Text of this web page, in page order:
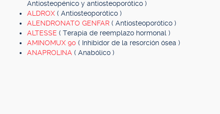
Antiosteopénico y antiosteoporótico )
ALDROX ( Antiosteoporótico )
ALENDRONATO GENFAR ( Antiosteoporótico )
ALTESSE ( Terapia de reemplazo hormonal )
AMINOMUX 90 ( Inhibidor de la resorción ósea )
ANAPROLINA ( Anabólico )